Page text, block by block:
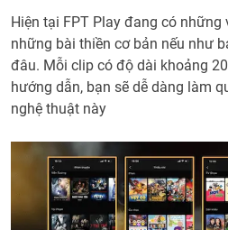
Hiện tại FPT Play đang có
những bài thiền cơ bản nếu như
đâu. Mỗi clip có độ dài khoảng
hướng dẫn, bạn sẽ dễ dàng làm
nghệ thuật này